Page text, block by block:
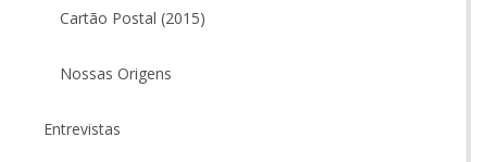
Cartão Postal (2015)
Nossas Origens
Entrevistas